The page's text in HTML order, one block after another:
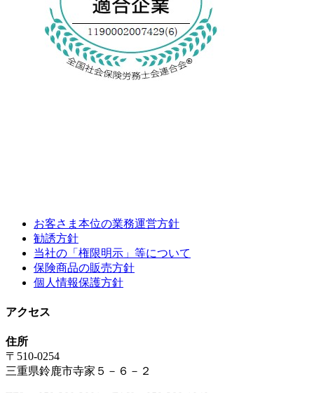
お客さま本位の業務運営方針
勧誘方針
当社の「権限明示」等について
保険商品の販売方針
個人情報保護方針
アクセス
住所
〒510-0254
三重県鈴鹿市寺家５－６－２